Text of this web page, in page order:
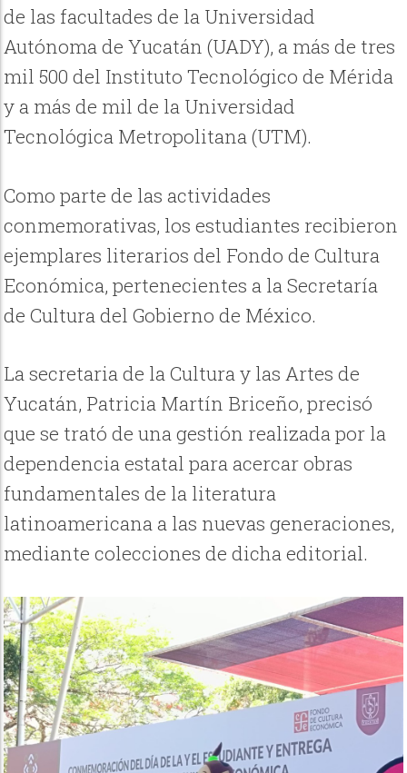
de las facultades de la Universidad
Autónoma de Yucatán (UADY), a más de tres
mil 500 del Instituto Tecnológico de Mérida
y a más de mil de la Universidad
Tecnológica Metropolitana (UTM).
Como parte de las actividades
conmemorativas, los estudiantes recibieron
ejemplares literarios del Fondo de Cultura
Económica, pertenecientes a la Secretaría
de Cultura del Gobierno de México.
La secretaria de la Cultura y las Artes de
Yucatán, Patricia Martín Briceño, precisó
que se trató de una gestión realizada por la
dependencia estatal para acercar obras
fundamentales de la literatura
latinoamericana a las nuevas generaciones,
mediante colecciones de dicha editorial.